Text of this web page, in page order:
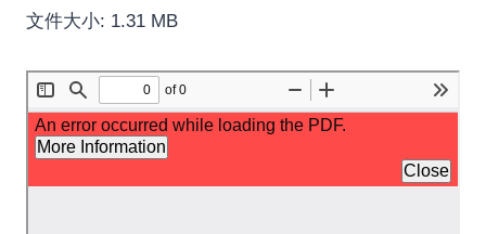
文件大小: 1.31 MB